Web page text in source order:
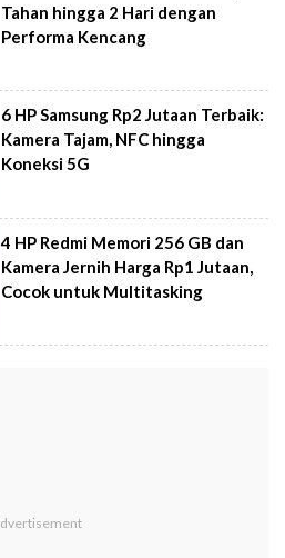
Tahan hingga 2 Hari dengan
Performa Kencang
6 HP Samsung Rp2 Jutaan Terbaik:
Kamera Tajam, NFC hingga
Koneksi 5G
4 HP Redmi Memori 256 GB dan
Kamera Jernih Harga Rp1 Jutaan,
Cocok untuk Multitasking